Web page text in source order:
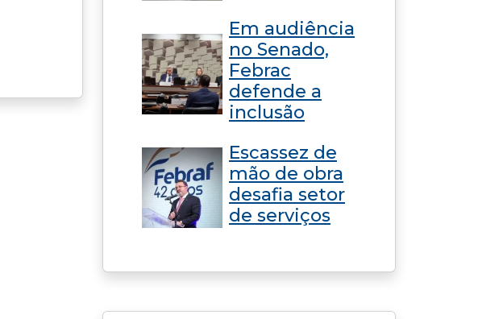
Em audiência
no Senado,
Febrac
defende a
inclusão
Escassez de
mão de obra
desafia setor
de serviços